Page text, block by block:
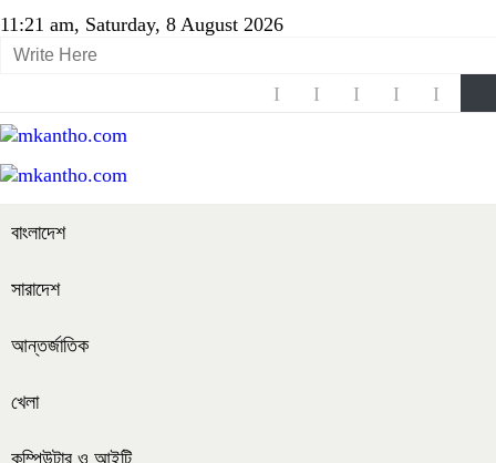
11:21 am, Saturday, 8 August 2026
বাংলাদেশ
সারাদেশ
আন্তর্জাতিক
খেলা
কম্পিউটার ও আইটি